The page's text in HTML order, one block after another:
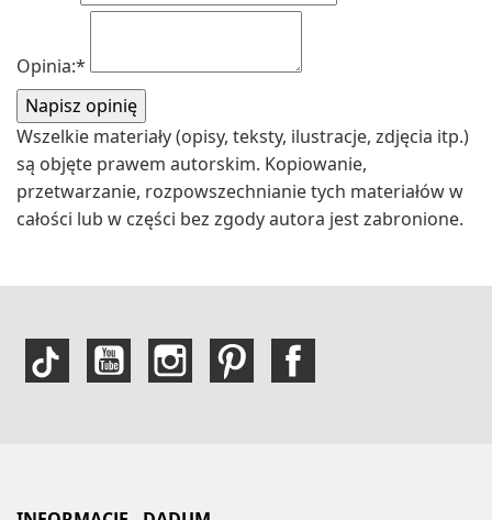
Opinia:*
Wszelkie materiały (opisy, teksty, ilustracje, zdjęcia itp.)
są objęte prawem autorskim. Kopiowanie,
przetwarzanie, rozpowszechnianie tych materiałów w
całości lub w części bez zgody autora jest zabronione.